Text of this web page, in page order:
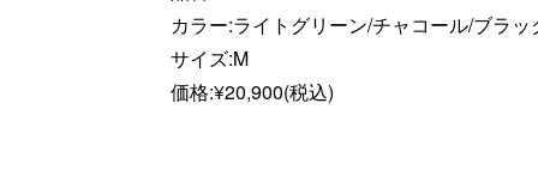
カラー:ライトグリーン/チャコール/ブラッ
サイズ:M
価格:¥20,900(税込)